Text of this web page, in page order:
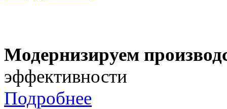
Модернизируем
эффективности
Подробнее